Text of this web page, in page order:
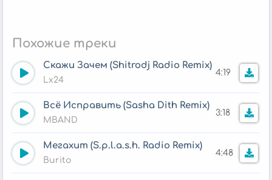
Похожие треки
Скажи Зачем (Shitrodj Radio Remix)
Lx24
4:19
Всё Исправить (Sasha Dith Remix)
MBAND
3:18
Мегахит (S.p.l.a.s.h. Radio Remix)
Burito
4:48